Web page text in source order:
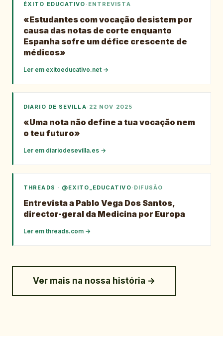
ÉXITO EDUCATIVO · ENTREVISTA
«Estudantes com vocação desistem por
causa das notas de corte enquanto
Espanha sofre um défice crescente de
médicos»
Ler em exitoeducativo.net →
DIARIO DE SEVILLA· 22 NOV 2025
«Uma nota não define a tua vocação nem
o teu futuro»
Ler em diariodesevilla.es →
THREADS · @EXITO_EDUCATIVO· DIFUSÃO
Entrevista a Pablo Vega Dos Santos,
director-geral da Medicina por Europa
Ler em threads.com →
Ver mais na nossa história →